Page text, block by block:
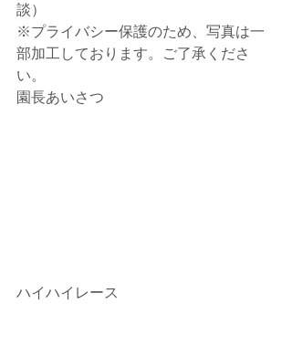
談）
※プライバシー保護のため、写真は一
部加工しております。ご了承くださ
い。
園長あいさつ
ハイハイレース